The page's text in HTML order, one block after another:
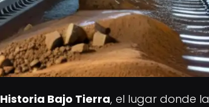
Historia Bajo Tierra, el lugar donde